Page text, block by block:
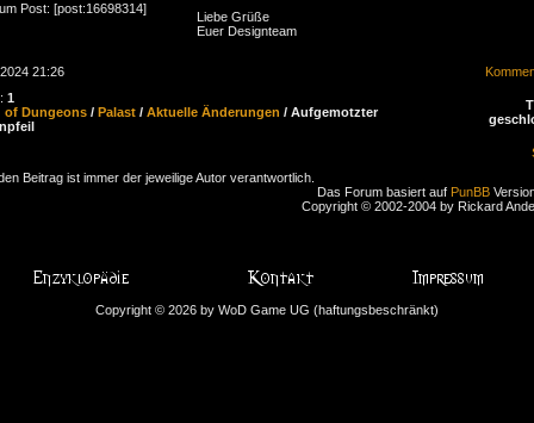
Post: [post:16698314]
Liebe Grüße
Euer Designteam
21:26
1
of Dungeons / Palast / Aktuelle Änderungen / Aufgemotzter
Beitrag ist immer der jeweilige Autor verantwortlich.
Das Forum basiert auf PunBB
Copyright © 2002-2004 by Rickard
Copyright © 2026 by WoD Game UG (haftungsbeschränkt)